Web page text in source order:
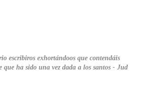
escribiros exhortándoos que contendáis
que ha sido una vez dada a los santos - Jud